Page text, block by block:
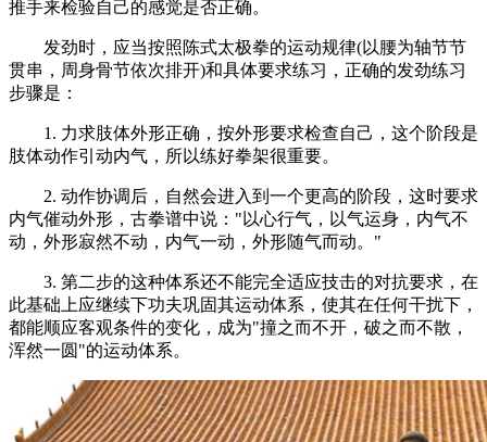
推手来检验自己的感觉是否正确。
发劲时，应当按照陈式太极拳的运动规律(以腰为轴节节
贯串，周身骨节依次排开)和具体要求练习，正确的发劲练习
步骤是：
1. 力求肢体外形正确，按外形要求检查自己，这个阶段是
肢体动作引动内气，所以练好拳架很重要。
2. 动作协调后，自然会进入到一个更高的阶段，这时要求
内气催动外形，古拳谱中说："以心行气，以气运身，内气不
动，外形寂然不动，内气一动，外形随气而动。"
3. 第二步的这种体系还不能完全适应技击的对抗要求，在
此基础上应继续下功夫巩固其运动体系，使其在任何干扰下，
都能顺应客观条件的变化，成为"撞之而不开，破之而不散，
浑然一圆"的运动体系。